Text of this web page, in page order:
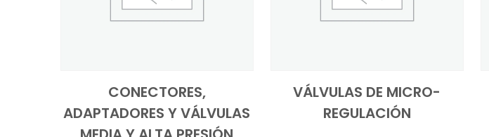
CONECTORES,
ADAPTADORES Y VÁLVULAS
VÁLVULAS DE MICRO-
REGULACIÓN